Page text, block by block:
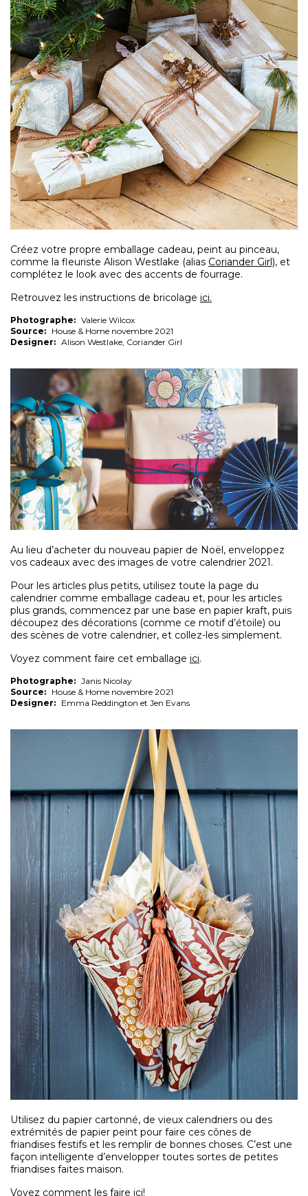
Créez votre propre emballage cadeau, peint au pinceau,
comme la fleuriste Alison Westlake (alias Coriander Girl), et
complétez le look avec des accents de fourrage.
Retrouvez les instructions de bricolage ici.
Photographe: Valerie Wilcox
Source: House & Home novembre 2021
Designer: Alison Westlake, Coriander Girl
Au lieu d’acheter du nouveau papier de Noël, enveloppez
vos cadeaux avec des images de votre calendrier 2021.
Pour les articles plus petits, utilisez toute la page du
calendrier comme emballage cadeau et, pour les articles
plus grands, commencez par une base en papier kraft, puis
découpez des décorations (comme ce motif d’étoile) ou
des scènes de votre calendrier, et collez-les simplement.
Voyez comment faire cet emballage ici.
Photographe: Janis Nicolay
Source: House & Home novembre 2021
Designer: Emma Reddington et Jen Evans
Utilisez du papier cartonné, de vieux calendriers ou des
extrémités de papier peint pour faire ces cônes de
friandises festifs et les remplir de bonnes choses. C’est une
façon intelligente d’envelopper toutes sortes de petites
friandises faites maison.
Voyez comment les faire ici!